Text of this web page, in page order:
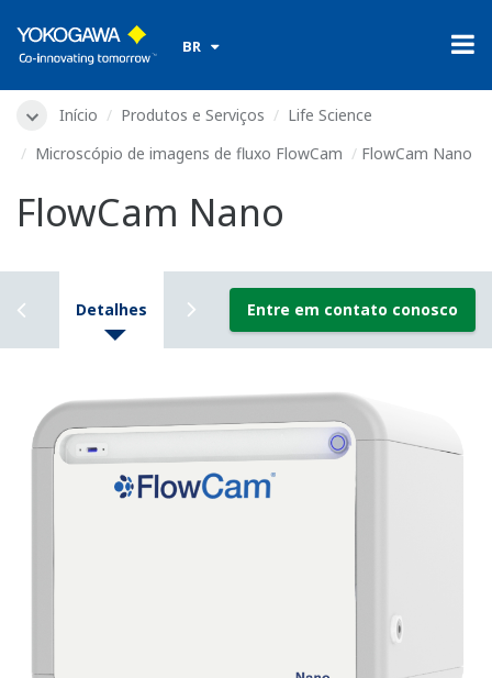
BR
Início Produtos e Serviços
Life Science
Microscópio de imagens de fluxo FlowCam
FlowCam Nano
FlowCam Nano
Detalhes Vídeos Entre em contato conosco